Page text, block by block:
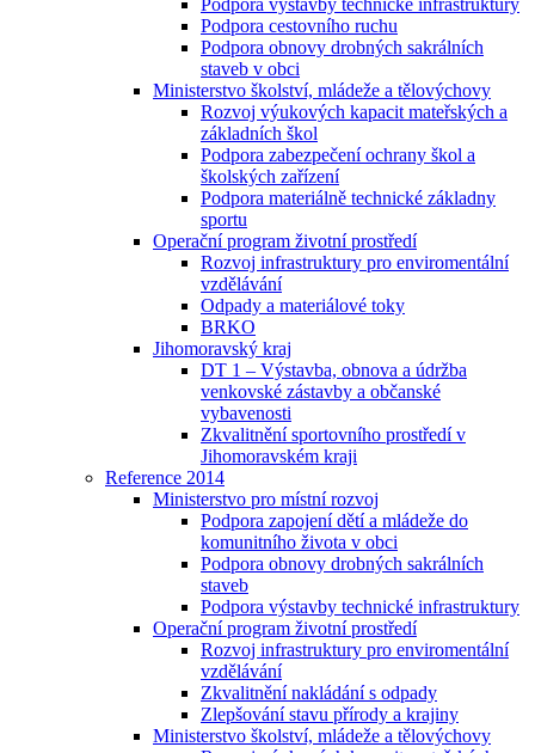
Podpora výstavby technické infrastruktury
Podpora cestovního ruchu
Podpora obnovy drobných sakrálních
staveb v obci
Ministerstvo školství, mládeže a tělovýchovy
Rozvoj výukových kapacit mateřských a
základních škol
Podpora zabezpečení ochrany škol a
školských zařízení
Podpora materiálně technické základny
sportu
Operační program životní prostředí
Rozvoj infrastruktury pro enviromentální
vzdělávání
Odpady a materiálové toky
BRKO
Jihomoravský kraj
DT 1 – Výstavba, obnova a údržba
venkovské zástavby a občanské
vybavenosti
Zkvalitnění sportovního prostředí v
Jihomoravském kraji
Reference 2014
Ministerstvo pro místní rozvoj
Podpora zapojení dětí a mládeže do
komunitního života v obci
Podpora obnovy drobných sakrálních
staveb
Podpora výstavby technické infrastruktury
Operační program životní prostředí
Rozvoj infrastruktury pro enviromentální
vzdělávání
Zkvalitnění nakládání s odpady
Zlepšování stavu přírody a krajiny
Ministerstvo školství, mládeže a tělovýchovy